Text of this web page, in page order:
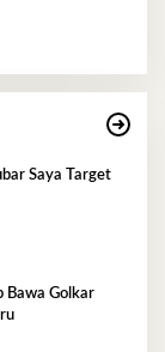
Saya Target
Bawa Golkar